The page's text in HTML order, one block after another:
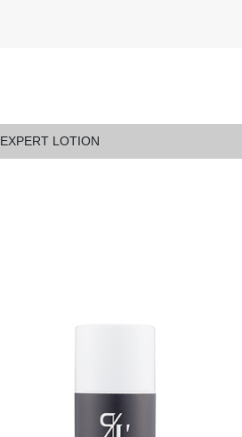
EXPERT LOTION